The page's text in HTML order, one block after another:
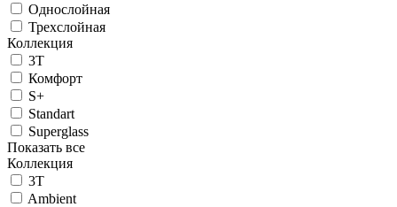
Однослойная
Трехслойная
Коллекция
3T
Комфорт
S+
Standart
Superglass
Показать все
Коллекция
3T
Ambient